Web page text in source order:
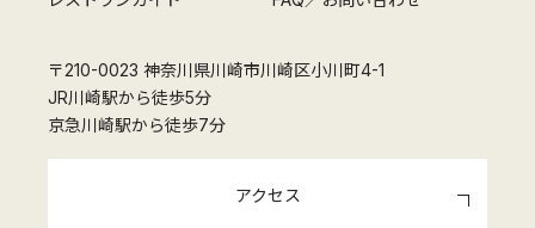
〒210-0023 神奈川県川崎市川崎区小川町4-1
JR川崎駅から徒歩5分
京急川崎駅から徒歩7分
アクセス